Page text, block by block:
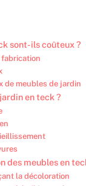
sont-ils coûteux ?
fabrication
de meubles de jardin
en teck ?
des meubles en
la décoloration